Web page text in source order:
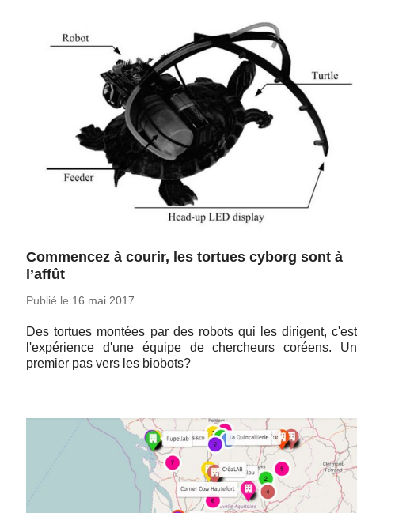
Commencez à courir, les tortues cyborg sont à
l’affût
Publié le 16 mai 2017
Des tortues montées par des robots qui les di­rigent, c'est
l'ex­pé­rience d'une équipe de cher­cheurs coréens. Un
premier pas vers les biobots?